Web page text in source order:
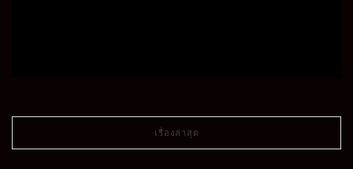
เรื่องล่าสุด